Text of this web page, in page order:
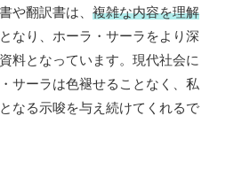
や翻訳書は、 複雑な内容を理解
となり、ホーラ・サーラをより深
料となっています。現代社会に
サーラは色褪せることなく、私
なる示唆を与え続けてくれるで